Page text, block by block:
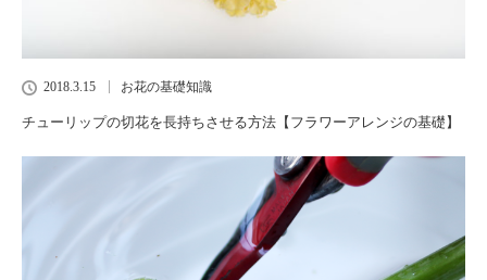
2018.3.15 お花の基礎知識
チューリップの切花を長持ちさせる方法【フラワーアレンジの基礎】